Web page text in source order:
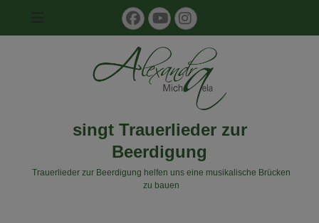
singt Trauerlieder zur
Beerdigung
Trauerlieder zur Beerdigung helfen uns eine musikalische Brücken
zu bauen
Facebook
YouTube
Instagram